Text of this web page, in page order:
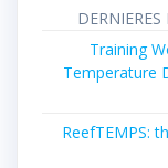
Training
Temperature
ReefTEMPS: